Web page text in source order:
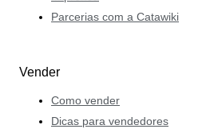
Parcerias com a Catawiki
Vender
Como vender
Dicas para vendedores